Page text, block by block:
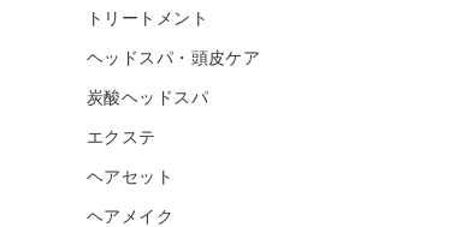
トリートメント
ヘッドスパ・頭皮ケア
炭酸ヘッドスパ
エクステ
ヘアセット
ヘアメイク